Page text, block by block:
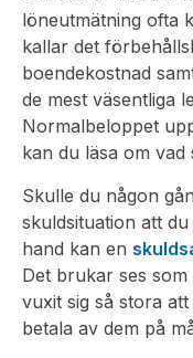
löneutmätning ofta
kallar det
boendekostnad
de mest väsentliga
Normalbeloppet
kan du läsa om
Skulle du någon
skuldsituation att
hand kan en
Det brukar ses
vuxit sig så stora
betala av dem på